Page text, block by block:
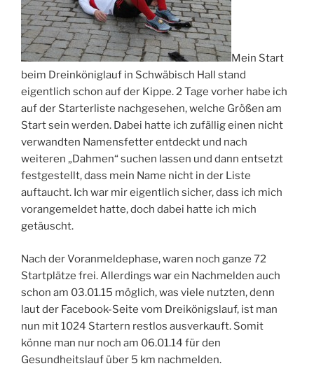
Mein Start
beim Dreinköniglauf in Schwäbisch Hall stand
eigentlich schon auf der Kippe. 2 Tage vorher habe ich
auf der Starterliste nachgesehen, welche Größen am
Start sein werden. Dabei hatte ich zufällig einen nicht
verwandten Namensfetter entdeckt und nach
weiteren „Dahmen“ suchen lassen und dann entsetzt
festgestellt, dass mein Name nicht in der Liste
auftaucht. Ich war mir eigentlich sicher, dass ich mich
vorangemeldet hatte, doch dabei hatte ich mich
getäuscht.
Nach der Voranmeldephase, waren noch ganze 72
Startplätze frei. Allerdings war ein Nachmelden auch
schon am 03.01.15 möglich, was viele nutzten, denn
laut der Facebook-Seite vom Dreikönigslauf, ist man
nun mit 1024 Startern restlos ausverkauft. Somit
könne man nur noch am 06.01.14 für den
Gesundheitslauf über 5 km nachmelden.